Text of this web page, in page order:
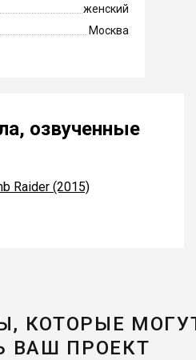
женский
Москва
озвученные
Raider (2015)
КОТОРЫЕ
ВАШ ПРОЕКТ